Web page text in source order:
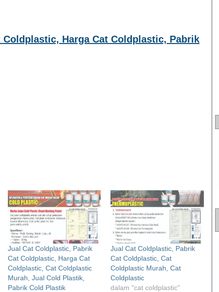
Coldplastic, Harga Cat Coldplastic, Pabrik
Jual Cat Coldplastic, Pabrik
Cat Coldplastic, Harga Cat
Coldplastic, Cat Coldplastic
Murah, Jual Cold Plastik,
Pabrik Cold Plastik
Jual Cat Coldplastic, Pabrik
Cat Coldplastic, Cat
Coldplastic Murah, Cat
Coldplastic
dalam "cat coldplastic"